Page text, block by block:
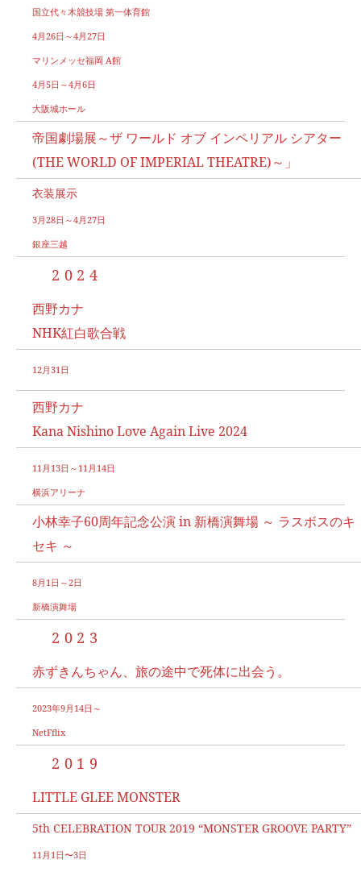
国立代々木競技場 第一体育館
4月26日～4月27日
マリンメッセ福岡 A館
4月5日～4月6日
大阪城ホール
帝国劇場展～ザ ワールド オブ インペリアル シアター
(THE WORLD OF IMPERIAL THEATRE)～」
衣装展示
3月28日～4月27日
銀座三越
2024
西野カナ
NHK紅白歌合戦
12月31日
西野カナ
Kana Nishino Love Again Live 2024
11月13日～11月14日
横浜アリーナ
小林幸子60周年記念公演 in 新橋演舞場 ～ ラスボスのキ
セキ ～
8月1日～2日
新橋演舞場
2023
赤ずきんちゃん、旅の途中で死体に出会う。
2023年9月14日～
NetFflix
2019
LITTLE GLEE MONSTER
5th CELEBRATION TOUR 2019 “MONSTER GROOVE PARTY”
11月1日〜3日